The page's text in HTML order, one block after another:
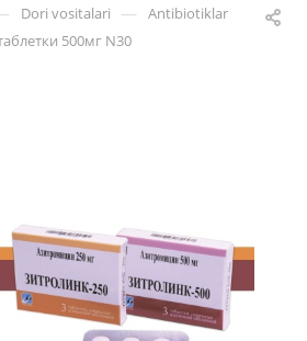
Dori vositalari — Antibiotiklar
500мг N30